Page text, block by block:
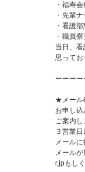
・福寿
・先輩
・看護
・職員
当日、
思ってお
ーーー
★メール
お申し
ご案内し
３営業
メール
メール
r.jpもし